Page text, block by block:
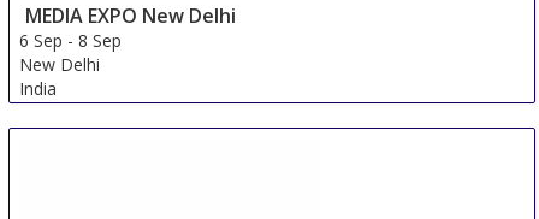
MEDIA EXPO New Delhi
6 Sep -8 Sep
New Delhi
India